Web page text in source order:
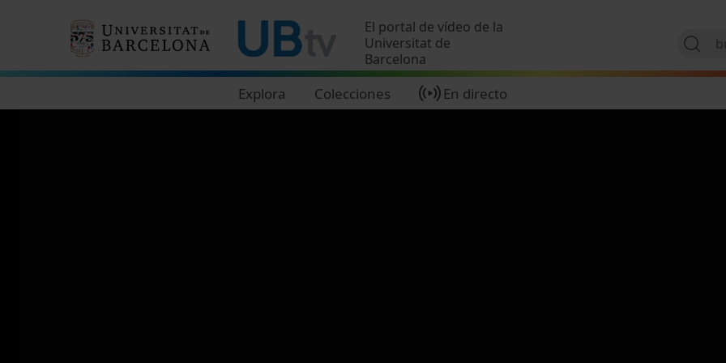
El portal de vídeo de la
Universitat de
Barcelona
Explora Colecciones En directo